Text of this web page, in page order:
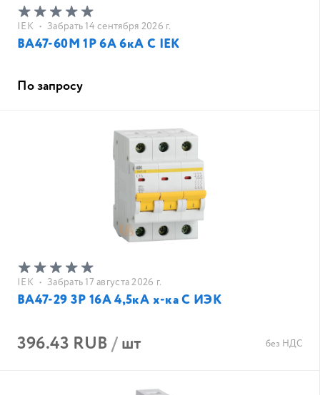
IEK • Забрать 14 сентября 2026 г.
ВА47-60M 1Р 6А 6кА С IEK
По запросу
IEK • Забрать 17 августа 2026 г.
ВА47-29 3Р 16А 4,5кА х-ка С ИЭК
396.43 RUB/шт без НДС